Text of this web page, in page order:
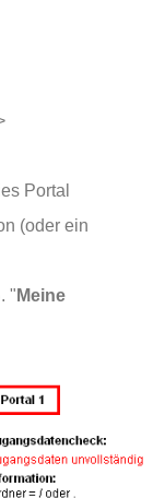
Portal
(oder ein
" Meine